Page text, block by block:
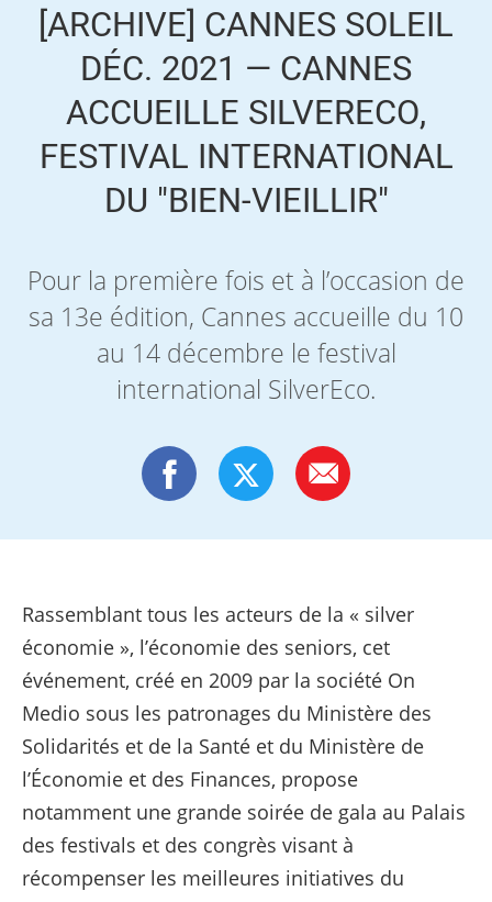
[ARCHIVE] CANNES SOLEIL
DÉC. 2021 — CANNES
ACCUEILLE SILVERECO,
FESTIVAL INTERNATIONAL
DU "BIEN-VIEILLIR"
Pour la première fois et à l’occasion de
sa 13e édition, Cannes accueille du 10
au 14 décembre le festival
international SilverEco.
Rassemblant tous les acteurs de la « silver
économie », l’économie des seniors, cet
événement, créé en 2009 par la société On
Medio sous les patronages du Ministère des
Solidarités et de la Santé et du Ministère de
l’Économie et des Finances, propose
notamment une grande soirée de gala au Palais
des festivals et des congrès visant à
récompenser les meilleures initiatives du